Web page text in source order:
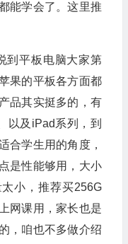
能学会了。这里推
到平板电脑大家第
果的平板各方面都
品其实挺多的，有
以及iPad系列，到
合学生用的角度，
是性能够用，大小
小，推荐买256G
网课用，家长也是
，咱也不多做介绍